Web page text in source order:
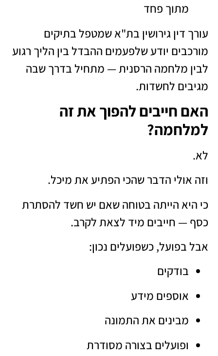
מתוך פחד
עורך דין גירושין בת"א שמטפל בתיקים
מורכבים יודע שלפעמים ההבדל בין הליך רגוע
לבין מלחמה הרסנית — מתחיל בדרך שבה
מגיבים לחשדות.
האם חייבים להפוך את זה
למלחמה?
לא.
וזה אולי הדבר שהכי הפתיע את מיכל.
כי היא הייתה בטוחה שאם יש חשד להסתרת
כסף — חייבים מיד לצאת לקרב.
אבל בפועל, כשפועלים נכון:
בודקים
אוספים מידע
מבינים את התמונה
ופועלים בצורה מסודרת